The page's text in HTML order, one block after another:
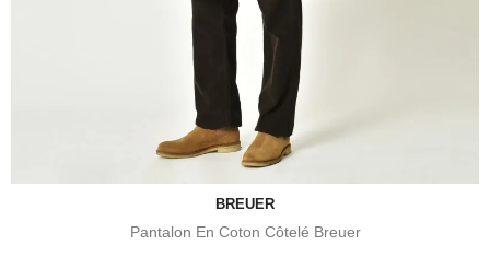
BREUER
Pantalon En Coton Côtelé Breuer